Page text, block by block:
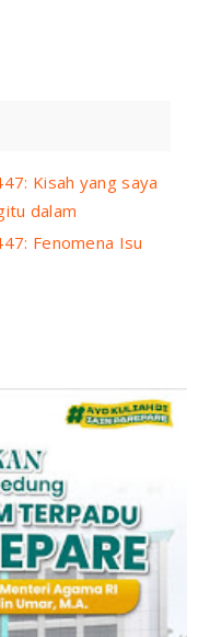
Kisah yang saya
dalam
Fenomena Isu